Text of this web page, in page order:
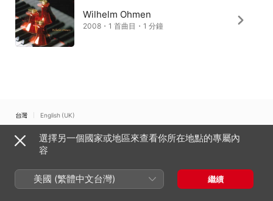
Wilhelm Ohmen
2008・1 首曲目・1 分鐘
台灣 English (UK)
Copyright © 2026 Apple Inc. 保留一切權利。
網路服務條款
選擇另一個國家或地區來查看你所在地點的專屬內
容
美國 (繁體中文台灣) 繼續